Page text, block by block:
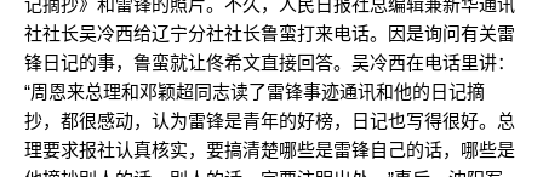
记摘抄》和雷锋的照片。不久，人民日报社总编辑兼新华通讯
社社长吴冷西给辽宁分社社长鲁蛮打来电话。因是询问有关雷
锋日记的事，鲁蛮就让佟希文直接回答。吴冷西在电话里讲：
“周恩来总理和邓颖超同志读了雷锋事迹通讯和他的日记摘
抄，都很感动，认为雷锋是青年的好榜，日记也写得很好。总
理要求报社认真核实，要搞清楚哪些是雷锋自己的话，哪些是